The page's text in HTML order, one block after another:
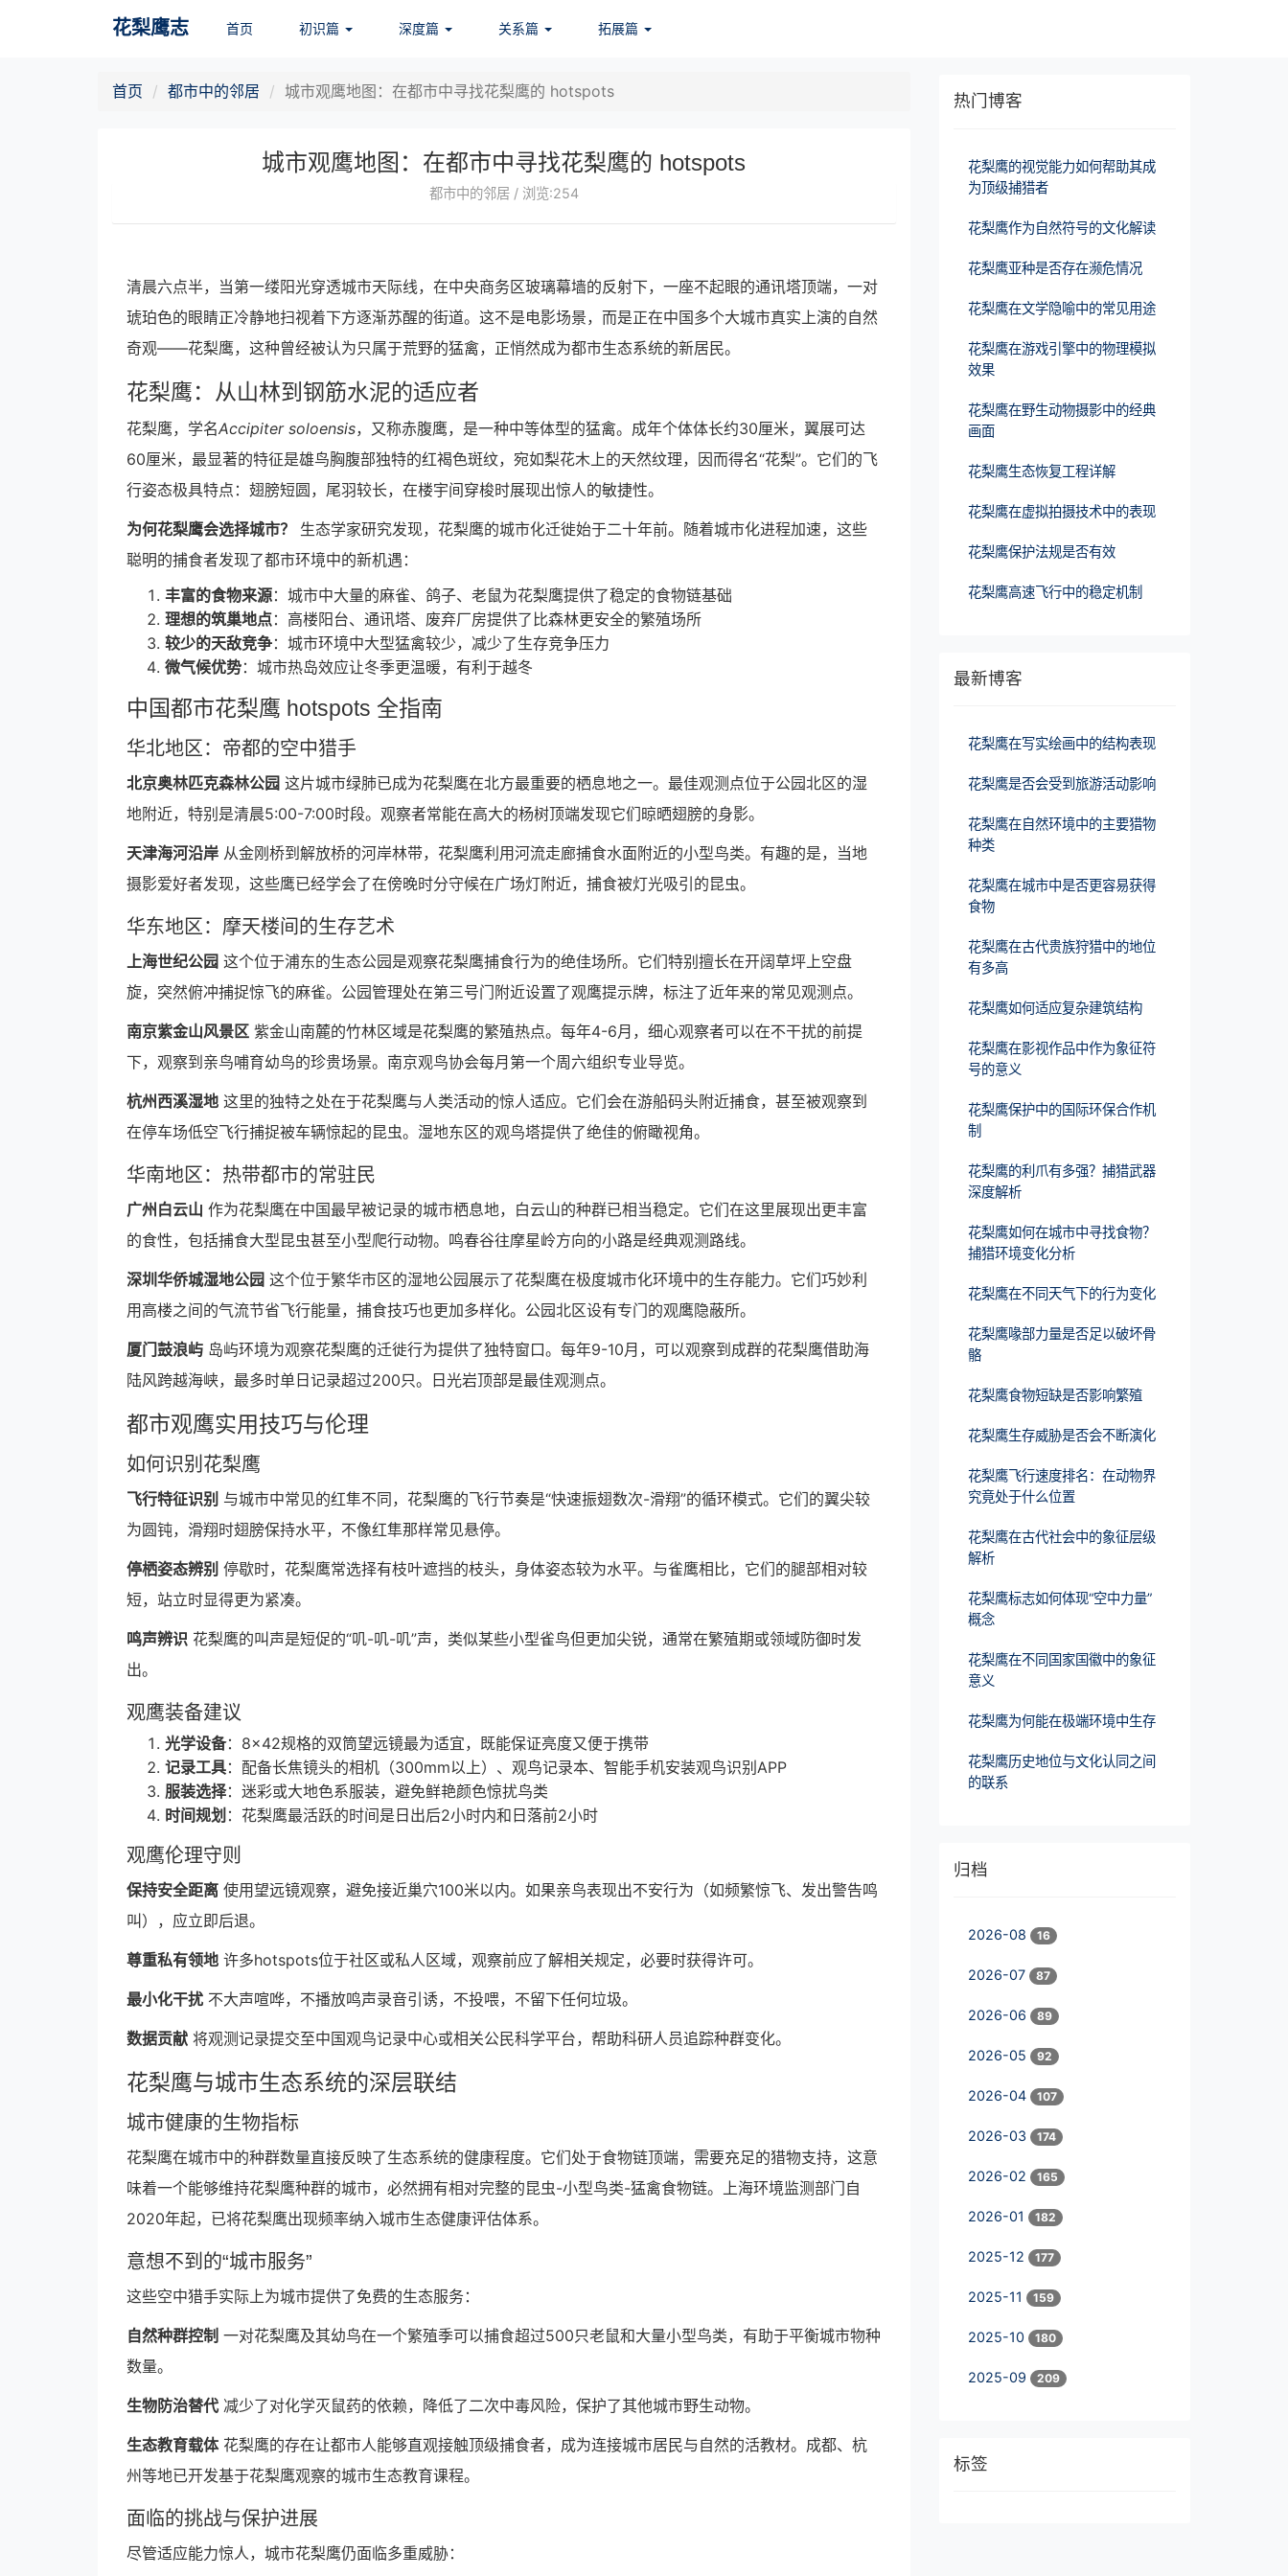
花梨鹰志 首页 初识篇 深度篇 关系篇 拓展篇
首页 都市中的邻居 城市观鹰地图：在都市中寻找花梨鹰的 hotspots
城市观鹰地图：在都市中寻找花梨鹰的 hotspots
都市中的邻居 / 浏览:254
清晨六点半，当第一缕阳光穿透城市天际线，在中央商务区玻璃幕墙的反射下，一座不起眼的通讯塔顶端，一对
琥珀色的眼睛正冷静地扫视着下方逐渐苏醒的街道。这不是电影场景，而是正在中国多个大城市真实上演的自然
奇观——花梨鹰，这种曾经被认为只属于荒野的猛禽，正悄然成为都市生态系统的新居民。
花梨鹰：从山林到钢筋水泥的适应者
花梨鹰，学名Accipiter soloensis，又称赤腹鹰，是一种中等体型的猛禽。成年个体体长约30厘米，翼展可达
60厘米，最显著的特征是雄鸟胸腹部独特的红褐色斑纹，宛如梨花木上的天然纹理，因而得名“花梨”。它们的飞
行姿态极具特点：翅膀短圆，尾羽较长，在楼宇间穿梭时展现出惊人的敏捷性。
为何花梨鹰会选择城市？
生态学家研究发现，花梨鹰的城市化迁徙始于二十年前。随着城市化进程加速，这些
聪明的捕食者发现了都市环境中的新机遇：
丰富的食物来源：城市中大量的麻雀、鸽子、老鼠为花梨鹰提供了稳定的食物链基础
理想的筑巢地点：高楼阳台、通讯塔、废弃厂房提供了比森林更安全的繁殖场所
较少的天敌竞争：城市环境中大型猛禽较少，减少了生存竞争压力
微气候优势：城市热岛效应让冬季更温暖，有利于越冬
中国都市花梨鹰 hotspots 全指南
华北地区：帝都的空中猎手
北京奥林匹克森林公园 这片城市绿肺已成为花梨鹰在北方最重要的栖息地之一。最佳观测点位于公园北区的湿
地附近，特别是清晨5:00-7:00时段。观察者常能在高大的杨树顶端发现它们晾晒翅膀的身影。
天津海河沿岸 从金刚桥到解放桥的河岸林带，花梨鹰利用河流走廊捕食水面附近的小型鸟类。有趣的是，当地
摄影爱好者发现，这些鹰已经学会了在傍晚时分守候在广场灯附近，捕食被灯光吸引的昆虫。
华东地区：摩天楼间的生存艺术
上海世纪公园 这个位于浦东的生态公园是观察花梨鹰捕食行为的绝佳场所。它们特别擅长在开阔草坪上空盘
旋，突然俯冲捕捉惊飞的麻雀。公园管理处在第三号门附近设置了观鹰提示牌，标注了近年来的常见观测点。
南京紫金山风景区 紫金山南麓的竹林区域是花梨鹰的繁殖热点。每年4-6月，细心观察者可以在不干扰的前提
下，观察到亲鸟哺育幼鸟的珍贵场景。南京观鸟协会每月第一个周六组织专业导览。
杭州西溪湿地 这里的独特之处在于花梨鹰与人类活动的惊人适应。它们会在游船码头附近捕食，甚至被观察到
在停车场低空飞行捕捉被车辆惊起的昆虫。湿地东区的观鸟塔提供了绝佳的俯瞰视角。
华南地区：热带都市的常驻民
广州白云山 作为花梨鹰在中国最早被记录的城市栖息地，白云山的种群已相当稳定。它们在这里展现出更丰富
的食性，包括捕食大型昆虫甚至小型爬行动物。鸣春谷往摩星岭方向的小路是经典观测路线。
深圳华侨城湿地公园 这个位于繁华市区的湿地公园展示了花梨鹰在极度城市化环境中的生存能力。它们巧妙利
用高楼之间的气流节省飞行能量，捕食技巧也更加多样化。公园北区设有专门的观鹰隐蔽所。
厦门鼓浪屿 岛屿环境为观察花梨鹰的迁徙行为提供了独特窗口。每年9-10月，可以观察到成群的花梨鹰借助海
陆风跨越海峡，最多时单日记录超过200只。日光岩顶部是最佳观测点。
都市观鹰实用技巧与伦理
如何识别花梨鹰
飞行特征识别 与城市中常见的红隼不同，花梨鹰的飞行节奏是“快速振翅数次-滑翔”的循环模式。它们的翼尖较
为圆钝，滑翔时翅膀保持水平，不像红隼那样常见悬停。
停栖姿态辨别 停歇时，花梨鹰常选择有枝叶遮挡的枝头，身体姿态较为水平。与雀鹰相比，它们的腿部相对较
短，站立时显得更为紧凑。
鸣声辨识 花梨鹰的叫声是短促的“叽-叽-叽”声，类似某些小型雀鸟但更加尖锐，通常在繁殖期或领域防御时发
出。
观鹰装备建议
光学设备：8×42规格的双筒望远镜最为适宜，既能保证亮度又便于携带
记录工具：配备长焦镜头的相机（300mm以上）、观鸟记录本、智能手机安装观鸟识别APP
服装选择：迷彩或大地色系服装，避免鲜艳颜色惊扰鸟类
时间规划 ：花梨鹰最活跃的时间是日出后2小时内和日落前2小时
观鹰伦理守则
保持安全距离 使用望远镜观察，避免接近巢穴100米以内。如果亲鸟表现出不安行为（如频繁惊飞、发出警告鸣
叫），应立即后退。
尊重私有领地 许多hotspots位于社区或私人区域，观察前应了解相关规定，必要时获得许可。
最小化干扰 不大声喧哗，不播放鸣声录音引诱，不投喂，不留下任何垃圾。
数据贡献 将观测记录提交至中国观鸟记录中心或相关公民科学平台，帮助科研人员追踪种群变化。
花梨鹰与城市生态系统的深层联结
城市健康的生物指标
花梨鹰在城市中的种群数量直接反映了生态系统的健康程度。它们处于食物链顶端，需要充足的猎物支持，这意
味着一个能够维持花梨鹰种群的城市，必然拥有相对完整的昆虫-小型鸟类-猛禽食物链。上海环境监测部门自
2020年起，已将花梨鹰出现频率纳入城市生态健康评估体系。
意想不到的“城市服务”
这些空中猎手实际上为城市提供了免费的生态服务：
自然种群控制 一对花梨鹰及其幼鸟在一个繁殖季可以捕食超过500只老鼠和大量小型鸟类，有助于平衡城市物种
数量。
生物防治替代减少了对化学灭鼠药的依赖，降低了二次中毒风险，保护了其他城市野生动物。
生态教育载体花梨鹰的存在让都市人能够直观接触顶级捕食者，成为连接城市居民与自然的活教材。成都、杭
州等地已开发基于花梨鹰观察的城市生态教育课程。
面临的挑战与保护进展
尽管适应能力惊人，城市花梨鹰仍面临多重威胁：
热门博客
花梨鹰的视觉能力如何帮助其成
为顶级捕猎者
花梨鹰作为自然符号的文化解读
花梨鹰亚种是否存在濒危情况
花梨鹰在文学隐喻中的常见用途
花梨鹰在游戏引擎中的物理模拟
效果
花梨鹰在野生动物摄影中的经典
画面
花梨鹰生态恢复工程详解
花梨鹰在虚拟拍摄技术中的表现
花梨鹰保护法规是否有效
花梨鹰高速飞行中的稳定机制
最新博客
花梨鹰在写实绘画中的结构表现
花梨鹰是否会受到旅游活动影响
花梨鹰在自然环境中的主要猎物
种类
花梨鹰在城市中是否更容易获得
食物
花梨鹰在古代贵族狩猎中的地位
有多高
花梨鹰如何适应复杂建筑结构
花梨鹰在影视作品中作为象征符
号的意义
花梨鹰保护中的国际环保合作机
制
花梨鹰的利爪有多强？捕猎武器
深度解析
花梨鹰如何在城市中寻找食物？
捕猎环境变化分析
花梨鹰在不同天气下的行为变化
花梨鹰喙部力量是否足以破坏骨
骼
花梨鹰食物短缺是否影响繁殖
花梨鹰生存威胁是否会不断演化
花梨鹰飞行速度排名：在动物界
究竟处于什么位置
花梨鹰在古代社会中的象征层级
解析
花梨鹰标志如何体现“空中力量”
概念
花梨鹰在不同国家国徽中的象征
意义
花梨鹰为何能在极端环境中生存
花梨鹰历史地位与文化认同之间
的联系
归档
2026-08 16
2026-07 87
2026-06 89
2026-05 92
2026-04 107
2026-03 174
2026-02 165
2026-01 182
2025-12 177
2025-11 159
2025-10 180
2025-09 209
标签